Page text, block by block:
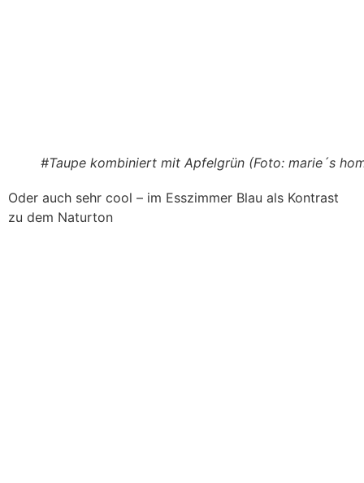
#Taupe kombiniert mit Apfelgrün (Foto: marie´s
Oder auch sehr cool – im Esszimmer Blau als Kontrast
zu dem Naturton